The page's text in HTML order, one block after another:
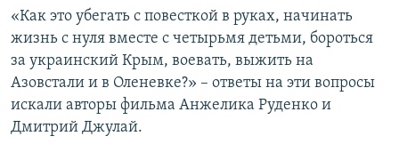
«Как это убегать с повесткой в руках, начинать
жизнь с нуля вместе с четырьмя детьми, бороться
за украинский Крым, воевать, выжить на
Азовстали и в Оленевке?» – ответы на эти вопросы
искали авторы фильма Анжелика Руденко и
Дмитрий Джулай.